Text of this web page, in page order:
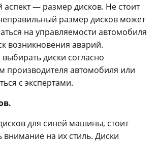
— размер дисков. Не стоит
размер дисков может
на управляемости автомобиля
возникновения аварий.
диски согласно
производителя автомобиля или
с экспертами.
для синей машины, стоит
внимание на их стиль. Диски